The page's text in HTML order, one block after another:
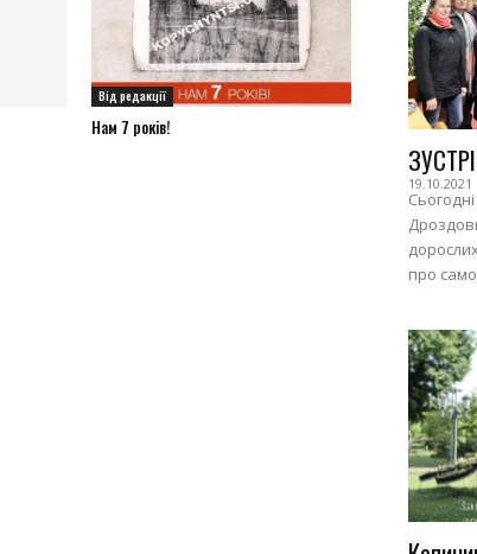
Від редакції
Нам 7 років!
19.10.2021
про